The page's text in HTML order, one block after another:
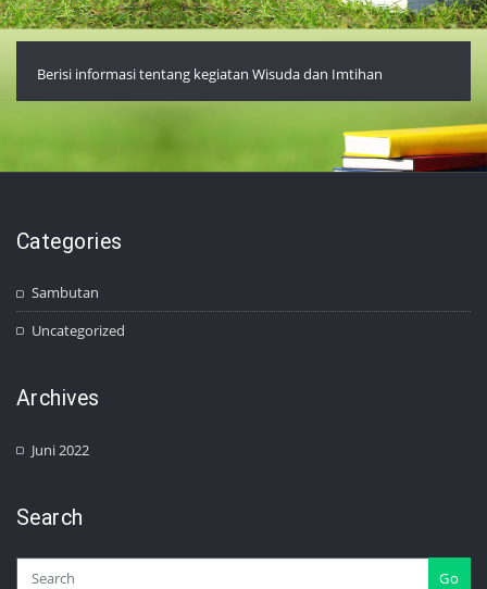
Berisi informasi tentang kegiatan Wisuda dan Imtihan
Categories
Sambutan
Uncategorized
Archives
Juni 2022
Search
Go